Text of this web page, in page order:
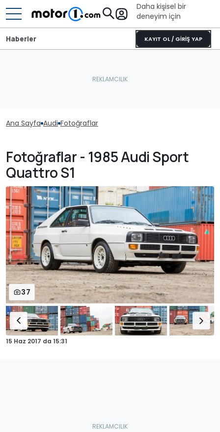
Daha kişisel bir
deneyim için
KAYIT OL / GİRİŞ YAP
Haberler
Ana Sayfa Audi Fotoğraflar
Fotoğraflar - 1985 Audi Sport
Quattro S1
37
15 Haz 2017 da 15:31